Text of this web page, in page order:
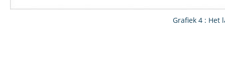
Grafiek 4 : Het